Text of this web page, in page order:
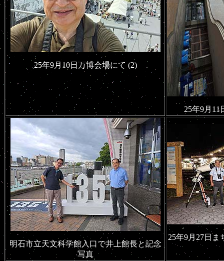
25年9月10日万博会場にて (2)
25年9月11
明石市立天文科学館入口で井上館長と記念
写真
25年9月27日